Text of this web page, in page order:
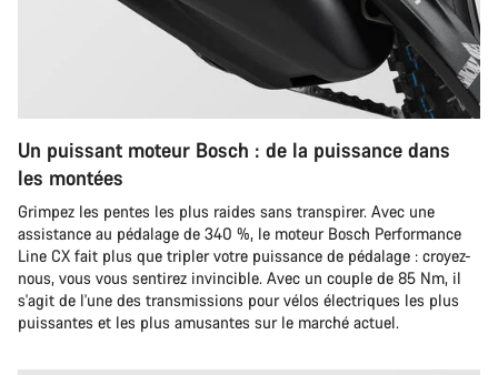
Un puissant moteur Bosch : de la puissance dans
les montées
Grimpez les pentes les plus raides sans transpirer. Avec une
assistance au pédalage de 340 %, le moteur Bosch Performance
Line CX fait plus que tripler votre puissance de pédalage : croyez-
nous, vous vous sentirez invincible. Avec un couple de 85 Nm, il
s'agit de l'une des transmissions pour vélos électriques les plus
puissantes et les plus amusantes sur le marché actuel.